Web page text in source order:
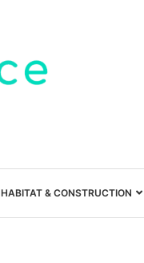
HABITAT & CONSTRUCTION